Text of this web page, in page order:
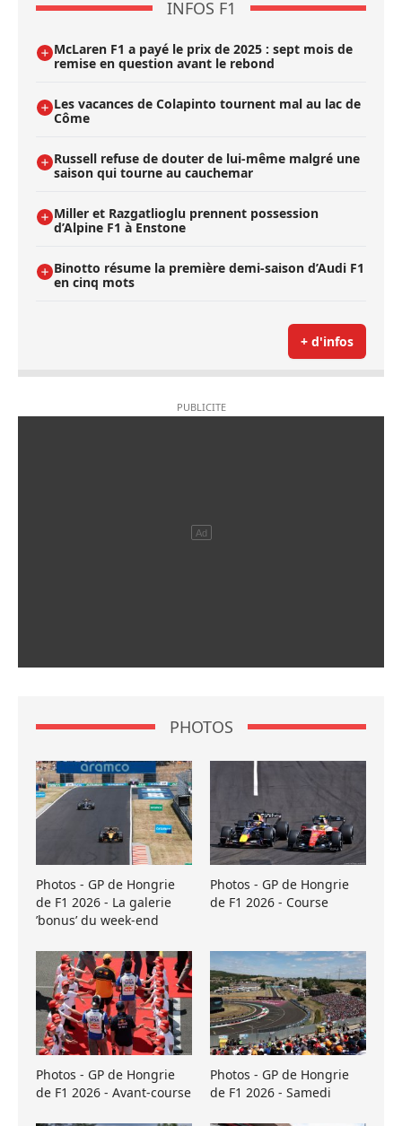
INFOS F1
McLaren F1 a payé le prix de 2025 : sept mois de
remise en question avant le rebond
Les vacances de Colapinto tournent mal au lac de
Côme
Russell refuse de douter de lui-même malgré une
saison qui tourne au cauchemar
Miller et Razgatlioglu prennent possession
d’Alpine F1 à Enstone
Binotto résume la première demi-saison d’Audi F1
en cinq mots
+ d'infos
PHOTOS
Photos - GP de Hongrie
de F1 2026 - La galerie
’bonus’ du week-end
Photos - GP de Hongrie
de F1 2026 - Course
Photos - GP de Hongrie
de F1 2026 - Avant-course
Photos - GP de Hongrie
de F1 2026 - Samedi